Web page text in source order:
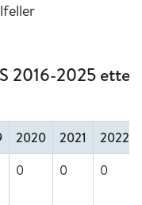
2016-2025
2020 2021
2022
0 0 0